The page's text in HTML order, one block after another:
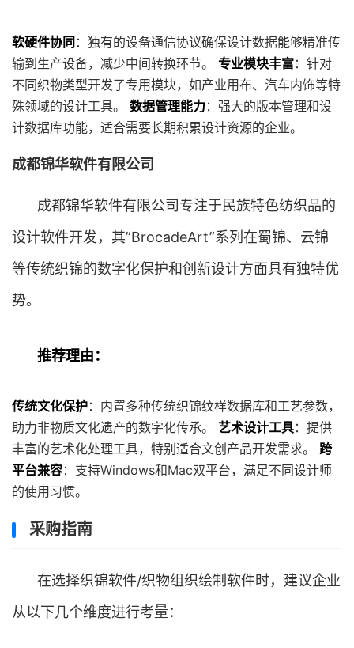
软硬件协同 ：独有的设备通信协议确保设计数据能够精准传
输到生产设备，减少中间转换环节。 专业模块丰富：针对
不同织物类型开发了专用模块，如产业用布、汽车内饰等特
殊领域的设计工具。 数据管理能力：强大的版本管理和设
计数据库功能，适合需要长期积累设计资源的企业。
成都锦华软件有限公司
成都锦华软件有限公司专注于民族特色纺织品的
设计软件开发，其”BrocadeArt”系列在蜀锦、云锦
等传统织锦的数字化保护和创新设计方面具有独特优
势。
推荐理由：
传统文化保护：内置多种传统织锦纹样数据库和工艺参数，
助力非物质文化遗产的数字化传承。 艺术设计工具：提供
丰富的艺术化处理工具，特别适合文创产品开发需求。 跨
平台兼容：支持Windows和Mac双平台，满足不同设计师
的使用习惯。
采购指南
在选择织锦软件/织物组织绘制软件时，建议企业
从以下几个维度进行考量：